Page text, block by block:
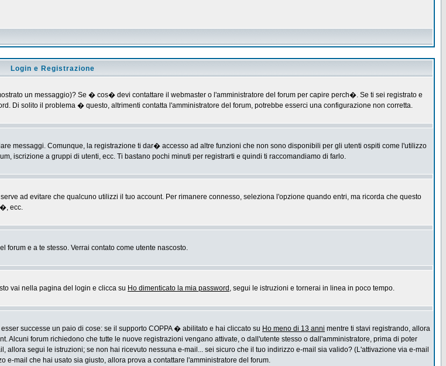
Login e Registrazione
un messaggio)? Se � cos� devi contattare il webmaster o l'amministratore del forum per capire perch�. Se ti sei registrato e
Di solito il problema � questo, altrimenti contatta l'amministratore del forum, potrebbe esserci una configurazione non corretta.
messaggi. Comunque, la registrazione ti dar� accesso ad altre funzioni che non sono disponibili per gli utenti ospiti come l'utilizzo
iscrizione a gruppi di utenti, ecc. Ti bastano pochi minuti per registrarti e quindi ti raccomandiamo di farlo.
ad evitare che qualcuno utilizzi il tuo account. Per rimanere connesso, seleziona l'opzione quando entri, ma ricorda che questo
ecc.
forum e a te stesso. Verrai contato come utente nascosto.
vai nella pagina del login e clicca su Ho dimenticato la mia password , segui le istruzioni e tornerai in linea in poco tempo.
successe un paio di cose: se il supporto COPPA � abilitato e hai cliccato su Ho meno di 13 anni mentre ti stavi registrando, allora
forum richiedono che tutte le nuove registrazioni vengano attivate, o dall'utente stesso o dall'amministratore, prima di poter
segui le istruzioni; se non hai ricevuto nessuna e-mail... sei sicuro che il tuo indirizzo e-mail sia valido? (L'attivazione via e-mail
e-mail che hai usato sia giusto, allora prova a contattare l'amministratore del forum.